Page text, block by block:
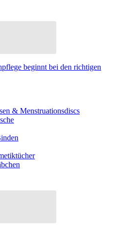
beginnt bei den richtigen
& Menstruationsdiscs